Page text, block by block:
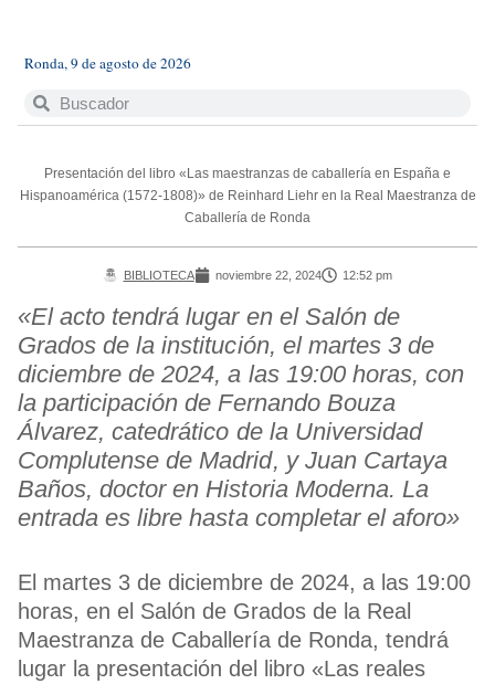
Ronda, 9 de agosto de 2026
Presentación del libro «Las maestranzas de caballería en España e
Hispanoamérica (1572-1808)» de Reinhard Liehr en la Real Maestranza de
Caballería de Ronda
BIBLIOTECA noviembre 22, 2024 12:52 pm
«El acto tendrá lugar en el Salón de
Grados de la institución, el martes 3 de
diciembre de 2024, a las 19:00 horas, con
la participación de Fernando Bouza
Álvarez, catedrático de la Universidad
Complutense de Madrid, y Juan Cartaya
Baños, doctor en Historia Moderna. La
entrada es libre hasta completar el aforo»
El martes 3 de diciembre de 2024, a las 19:00
horas, en el Salón de Grados de la Real
Maestranza de Caballería de Ronda, tendrá
lugar la presentación del libro «Las reales